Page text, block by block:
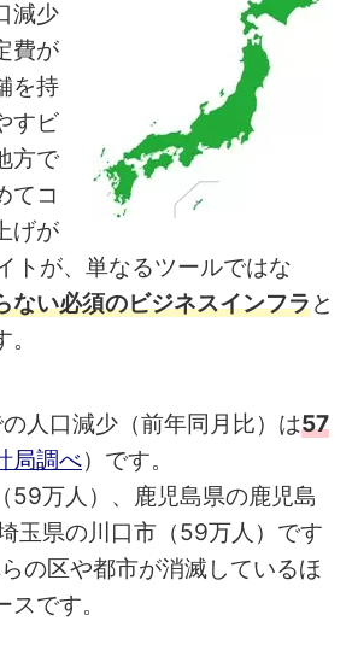
減少
費が
を持
すビ
方で
てコ
げが
トが、単なるツールではな
ない必須のビジネスインフラと
。
人口減少（前年同月比）は57
局調べ）です。
59万人）、鹿児島県の鹿児島
玉県の川口市（59万人）です
の区や都市が消滅しているほ
です。